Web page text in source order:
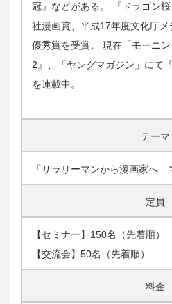
冠』などがある。 『ドラゴン
社漫画賞、平成17年度文化庁
優秀賞を受賞。 現在「モーニ
2』、「ヤングマガジン」にて
を連載中。
テーマ
「サラリーマンから漫画家へ―
定員
【セミナー】150名（先着順）
【交流会】50名（先着順）
料金